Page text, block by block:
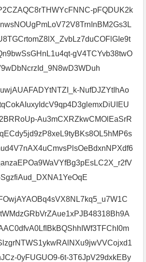
pFQDUK2k
gV4TCYvb38twO
NufDJZYtIhAo
Au3mCXRZkwCMOlEaSrR
0yFUGUO9-6t-3T6JpV29dxkEBy